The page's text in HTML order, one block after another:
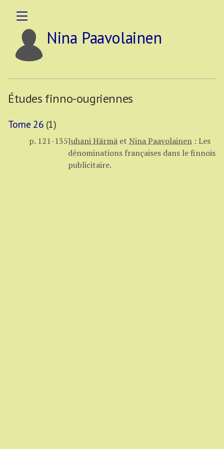
Nina Paavolainen
Études finno-ougriennes
Tome 26 (1)
p. 121-135Juhani Härmä et Nina Paavolainen : Les
dénominations françaises dans le finnois
publicitaire.